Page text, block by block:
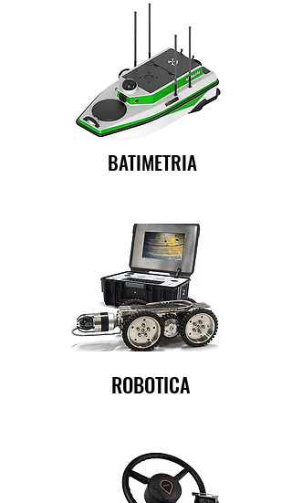
BATIMETRIA
ROBOTICA